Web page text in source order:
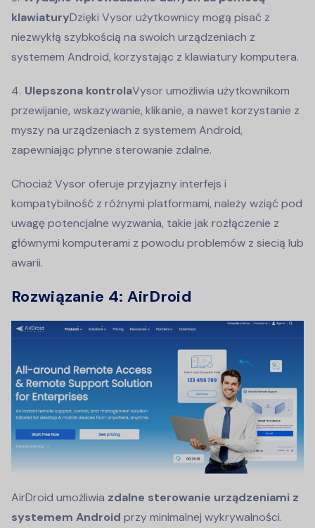
klawiaturyDzięki Vysor użytkownicy mogą pisać z
niezwykłą szybkością na swoich urządzeniach z
systemem Android, korzystając z klawiatury komputera.
Ulepszona kontrolaVysor umożliwia użytkownikom
przewijanie, wskazywanie, klikanie, a nawet korzystanie z
myszy na urządzeniach z systemem Android,
zapewniając płynne sterowanie zdalne.
Chociaż Vysor oferuje przyjazny interfejs i
kompatybilność z różnymi platformami, należy wziąć pod
uwagę potencjalne wyzwania, takie jak rozłączenie z
głównymi komputerami z powodu problemów z siecią lub
awarii.
Rozwiązanie 4: AirDroid
AirDroid umożliwia zdalne sterowanie urządzeniami z
systemem Android przy minimalnej wykrywalności.